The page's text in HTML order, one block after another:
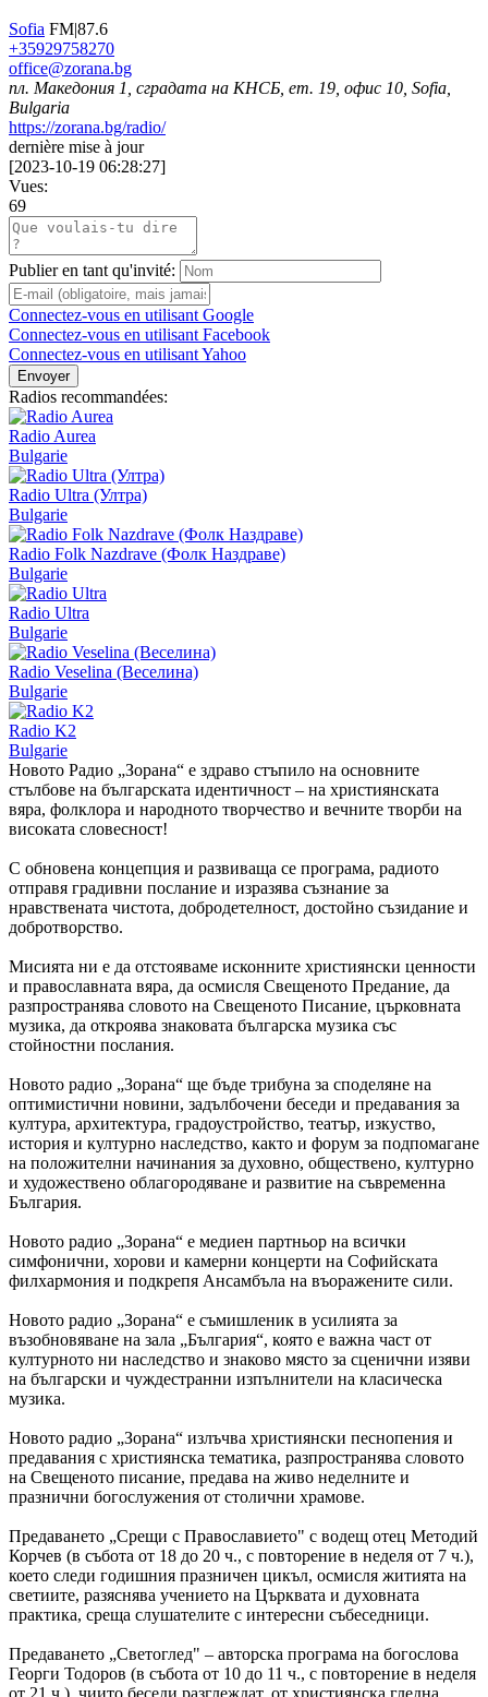
Sofia FM|87.6
+35929758270
office@zorana.bg
пл. Македония 1, сградата на КНСБ, ет. 19, офис 10, Sofia,
Bulgaria
https://zorana.bg/radio/
dernière mise à jour
[2023-10-19 06:28:27]
Vues:
69
Publier en tant qu'invité:
Connectez-vous en utilisant Google
Connectez-vous en utilisant Facebook
Connectez-vous en utilisant Yahoo
Envoyer
Radios recommandées:
Radio Aurea
Bulgarie
Radio Ultra (Ултра)
Bulgarie
Radio Folk Nazdrave (Фолк Наздраве)
Bulgarie
Radio Ultra
Bulgarie
Radio Veselina (Веселина)
Bulgarie
Radio K2
Bulgarie
Новото Радио „Зорана“ е здраво стъпило на основните
стълбове на българската идентичност – на християнската
вяра, фолклора и народното творчество и вечните творби на
високата словесност!
С обновена концепция и развиваща се програма, радиото
отправя градивни послание и изразява съзнание за
нравствената чистота, добродетелност, достойно съзидание и
добротворство.
Мисията ни е да отстояваме исконните християнски ценности
и православната вяра, да осмисля Свещеното Предание, да
разпространява словото на Свещеното Писание, църковната
музика, да откроява знаковата българска музика със
стойностни послания.
Новото радио „Зорана“ ще бъде трибуна за споделяне на
оптимистични новини, задълбочени беседи и предавания за
култура, архитектура, градоустройство, театър, изкуство,
история и културно наследство, както и форум за подпомагане
на положителни начинания за духовно, обществено, културно
и художествено облагородяване и развитие на съвременна
България.
Новото радио „Зорана“ е медиен партньор на всички
симфонични, хорови и камерни концерти на Софийската
филхармония и подкрепя Ансамбъла на въоражените сили.
Новото радио „Зорана“ е съмишленик в усилията за
възобновяване на зала „България“, която е важна част от
културното ни наследство и знаково място за сценични изяви
на български и чуждестранни изпълнители на класическа
музика.
Новото радио „Зорана“ излъчва християнски песнопения и
предавания с християнска тематика, разпространява словото
на Свещеното писание, предава на живо неделните и
празнични богослужения от столични храмове.
Предаването „Срещи с Православието" с водещ отец Методий
Корчев (в събота от 18 до 20 ч., с повторение в неделя от 7 ч.),
което следи годишния празничен цикъл, осмисля житията на
светиите, разяснява учението на Църквата и духовната
практика, среща слушателите с интересни събеседници.
Предаването „Светоглед" – авторска програма на богослова
Георги Тодоров (в събота от 10 до 11 ч., с повторение в неделя